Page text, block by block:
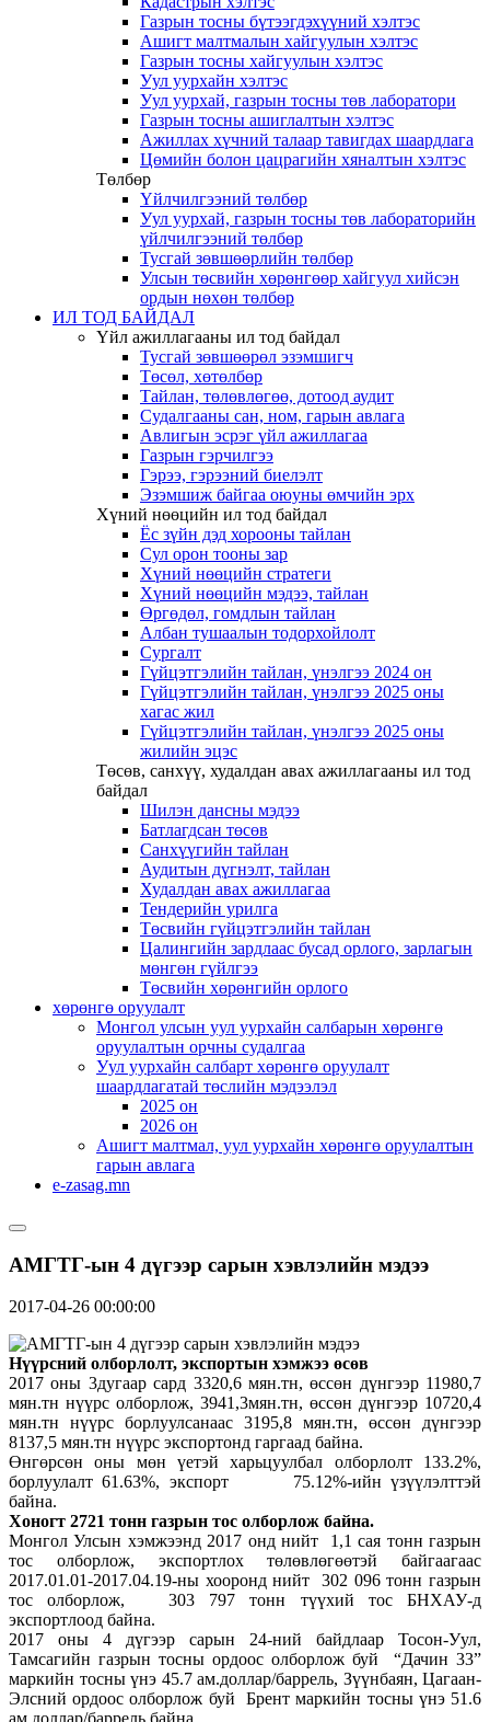
Газрын тосны бүтээгдэхүүний хэлтэс
Ашигт малтмалын хайгуулын хэлтэс
Газрын тосны хайгуулын хэлтэс
Уул уурхайн хэлтэс
Уул уурхай, газрын тосны төв лаборатори
Газрын тосны ашиглалтын хэлтэс
Ажиллах хүчний талаар тавигдах шаардлага
Цөмийн болон цацрагийн хяналтын хэлтэс
Төлбөр
Үйлчилгээний төлбөр
Уул уурхай, газрын тосны төв лабораторийн
үйлчилгээний төлбөр
Тусгай зөвшөөрлийн төлбөр
Улсын төсвийн хөрөнгөөр хайгуул хийсэн
ордын нөхөн төлбөр
ИЛ ТОД БАЙДАЛ
Үйл ажиллагааны ил тод байдал
Тусгай зөвшөөрөл эзэмшигч
Төсөл, хөтөлбөр
Тайлан, төлөвлөгөө, дотоод аудит
Судалгааны сан, ном, гарын авлага
Авлигын эсрэг үйл ажиллагаа
Газрын гэрчилгээ
Гэрээ, гэрээний биелэлт
Эзэмшиж байгаа оюуны өмчийн эрх
Хүний нөөцийн ил тод байдал
Ёс зүйн дэд хорооны тайлан
Сул орон тооны зар
Хүний нөөцийн стратеги
Хүний нөөцийн мэдээ, тайлан
Өргөдөл, гомдлын тайлан
Албан тушаалын тодорхойлолт
Сургалт
Гүйцэтгэлийн тайлан, үнэлгээ 2024 он
Гүйцэтгэлийн тайлан, үнэлгээ 2025 оны
хагас жил
Гүйцэтгэлийн тайлан, үнэлгээ 2025 оны
жилийн эцэс
Төсөв, санхүү, худалдан авах ажиллагааны ил тод
байдал
Шилэн дансны мэдээ
Батлагдсан төсөв
Санхүүгийн тайлан
Аудитын дүгнэлт, тайлан
Худалдан авах ажиллагаа
Тендерийн урилга
Төсвийн гүйцэтгэлийн тайлан
Цалингийн зардлаас бусад орлого, зарлагын
мөнгөн гүйлгээ
Төсвийн хөрөнгийн орлого
хөрөнгө оруулалт
Монгол улсын уул уурхайн салбарын хөрөнгө
оруулалтын орчны судалгаа
Уул уурхайн салбарт хөрөнгө оруулалт
шаардлагатай төслийн мэдээлэл
2025 он
2026 он
Ашигт малтмал, уул уурхайн хөрөнгө оруулалтын
гарын авлага
e-zasag.mn
АМГТГ-ын 4 дүгээр сарын хэвлэлийн мэдээ
2017-04-26 00:00:00
Нүүрсний олборлолт, экспортын хэмжээ өсөв
2017 оны 3дугаар сард 3320,6 мян.тн, өссөн дүнгээр 11980,7
мян.тн нүүрс олборлож, 3941,3мян.тн, өссөн дүнгээр 10720,4
мян.тн нүүрс борлуулсанаас 3195,8 мян.тн, өссөн дүнгээр
8137,5 мян.тн нүүрс экспортонд гаргаад байна.
Өнгөрсөн оны мөн үетэй харьцуулбал олборлолт 133.2%,
борлуулалт 61.63%, экспорт 75.12%-ийн үзүүлэлттэй
байна.
Хоногт 2721 тонн газрын тос олборлож байна.
Монгол Улсын хэмжээнд 2017 онд нийт 1,1 сая тонн газрын
тос олборлож, экспортлох төлөвлөгөөтэй байгаагаас
2017.01.01-2017.04.19-ны хооронд нийт 302 096 тонн газрын
тос олборлож, 303 797 тонн түүхий тос БНХАУ-д
экспортлоод байна.
2017 оны 4 дүгээр сарын 24-ний байдлаар Тосон-Уул,
Тамсагийн газрын тосны ордоос олборлож буй “Дачин 33”
маркийн тосны үнэ 45.7 ам.доллар/баррель, Зүүнбаян, Цагаан-
Элсний ордоос олборлож буй Брент маркийн тосны үнэ 51.6